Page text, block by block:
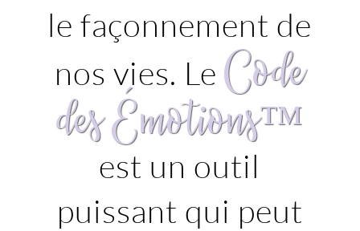
le façonnement de
nos vies. LeCode
des Émotions™
est un outil
puissant qui peut